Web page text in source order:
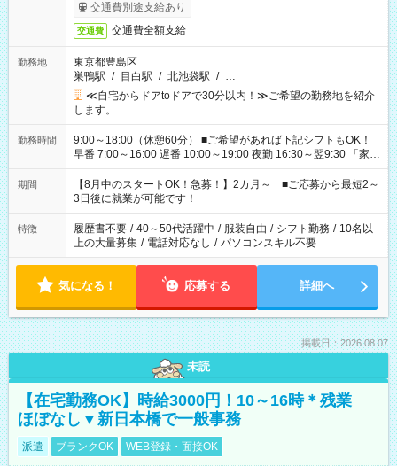
交通費別途支給あり
交通費 交通費全額支給
勤務地
東京都豊島区
巣鴨駅 / 目白駅 / 北池袋駅 / …
≪自宅からドアtoドアで30分以内！≫ご希望の勤務地を紹介
します。
勤務時間
9:00～18:00（休憩60分） ■ご希望があれば下記シフトもOK！
早番 7:00～16:00 遅番 10:00～19:00 夜勤 16:30～翌9:30 「家族
と休みを合わせたい」 「余裕を持って夕飯の準備がしたい」
「できれば残業はしたくない」 など、ご希望を教えてください
ね。 ※Wワーク希望の方へ 今ご覧のお仕事で希望する勤務時間
と、もう1つのお仕事の勤務時間。 合計で週40時間を超える場
合は応募できません。
期間
【8月中のスタートOK！急募！】2カ月～ ■ご応募から最短2～
3日後に就業が可能です！
特徴 履歴書不要 / 40～50代活躍中 / 服装自由 / シフト勤務 / 10名以
上の大量募集 / 電話対応なし / パソコンスキル不要
気になる！ 応募する 詳細へ
掲載日：2026.08.07
未読
【在宅勤務OK】時給3000円！10～16時＊残業
ほぼなし▼新日本橋で一般事務
派遣 ブランクOK WEB登録・面接OK